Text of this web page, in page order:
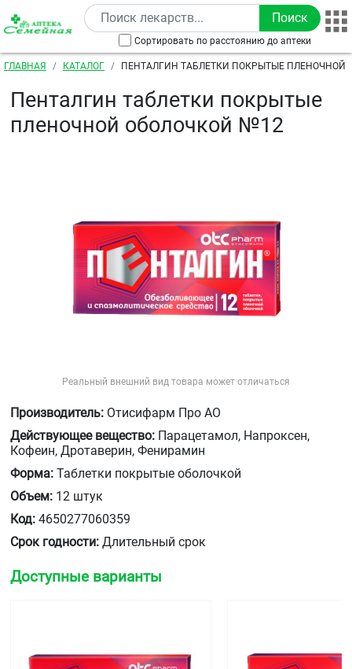
Перейти к основному содержанию
Сортировать по расстоянию до аптеки
Строка навигации
ГЛАВНАЯ КАТАЛОГ ПЕНТАЛГИН ТАБЛЕТКИ ПОКРЫТЫЕ ПЛЕНОЧНОЙ
Пенталгин таблетки покрытые
пленочной оболочкой №12
Реальный внешний вид товара может отличаться
Производитель: Отисифарм Про АО
Действующее вещество: Парацетамол, Напроксен,
Кофеин, Дротаверин, Фенирамин
Форма: Таблетки покрытые оболочкой
Объем: 12 штук
Код: 4650277060359
Срок годности: Длительный срок
Доступные варианты